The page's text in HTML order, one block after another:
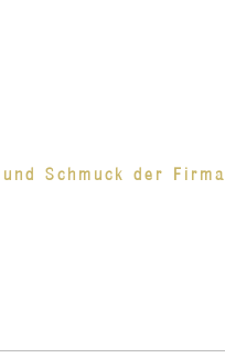
Schmuck der Firma